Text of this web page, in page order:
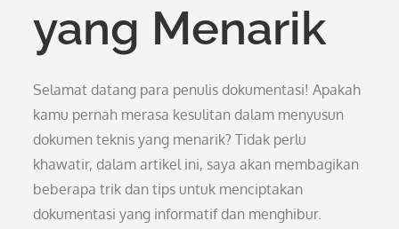
yang Menarik
Selamat datang para penulis dokumentasi! Apakah
kamu pernah merasa kesulitan dalam menyusun
dokumen teknis yang menarik? Tidak perlu
khawatir, dalam artikel ini, saya akan membagikan
beberapa trik dan tips untuk menciptakan
dokumentasi yang informatif dan menghibur.